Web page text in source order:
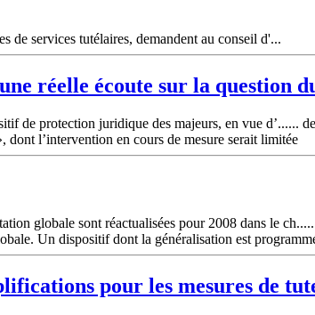
de services tutélaires, demandent au conseil d'...
réelle écoute sur la question
de protection juridique des majeurs, en vue d’......
l’intervention en cours de mesure serait limitée
globale sont réactualisées pour 2008 dans le
Un dispositif dont la généralisation est
pour les mesures de